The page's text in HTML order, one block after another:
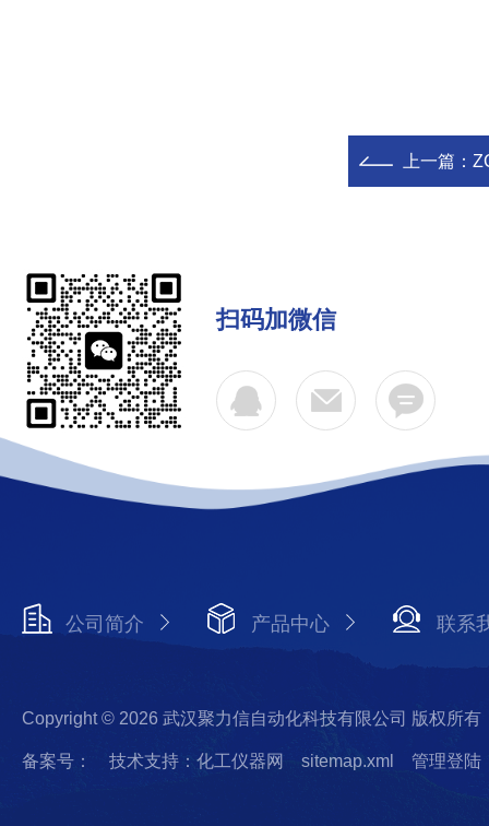
上一篇：
扫码加微信
公司简介 产品中心 联系
Copyright © 2026 武汉聚力信自动化科技有限公司 版权所有
备案号： 技术支持：化工仪器网 sitemap.xml 管理登陆